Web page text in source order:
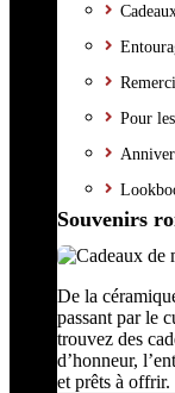
Pour
Souvenirs
De la
passant par le
trouvez des
d’honneur,
et prêts à offrir.